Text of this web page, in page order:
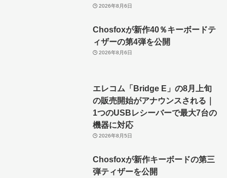
2026年8月6日
Chosfoxが新作40％キーボードテ
ィザーの第4弾を公開
2026年8月6日
エレコム「Bridge E」の8月上旬
の販売開始がアナウンスされる｜
1つのUSBレシーバーで最大7台の
機器に対応
2026年8月5日
Chosfoxが新作キーボードの第三
弾ティザーを公開